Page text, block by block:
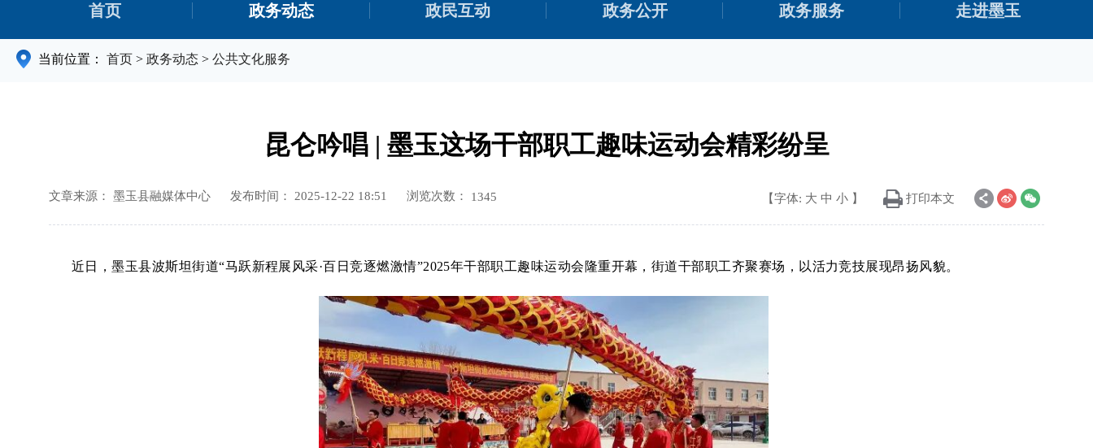
首页 政务动态 政民互动 政务公开 政务服务 走进墨玉
当前位置： 首页 > 政务动态 > 公共文化服务
昆仑吟唱 | 墨玉这场干部职工趣味运动会精彩纷呈
文章来源： 墨玉县融媒体中心 发布时间： 2025-12-22 18:51 浏览次数： 1345 【字体: 大 中 小 】 打印本文
近日，墨玉县波斯坦街道“马跃新程展风采·百日竞逐燃激情”2025年干部职工趣味运动会隆重开幕，街道干部职工齐聚赛场，以活力竞技展现昂扬风貌。